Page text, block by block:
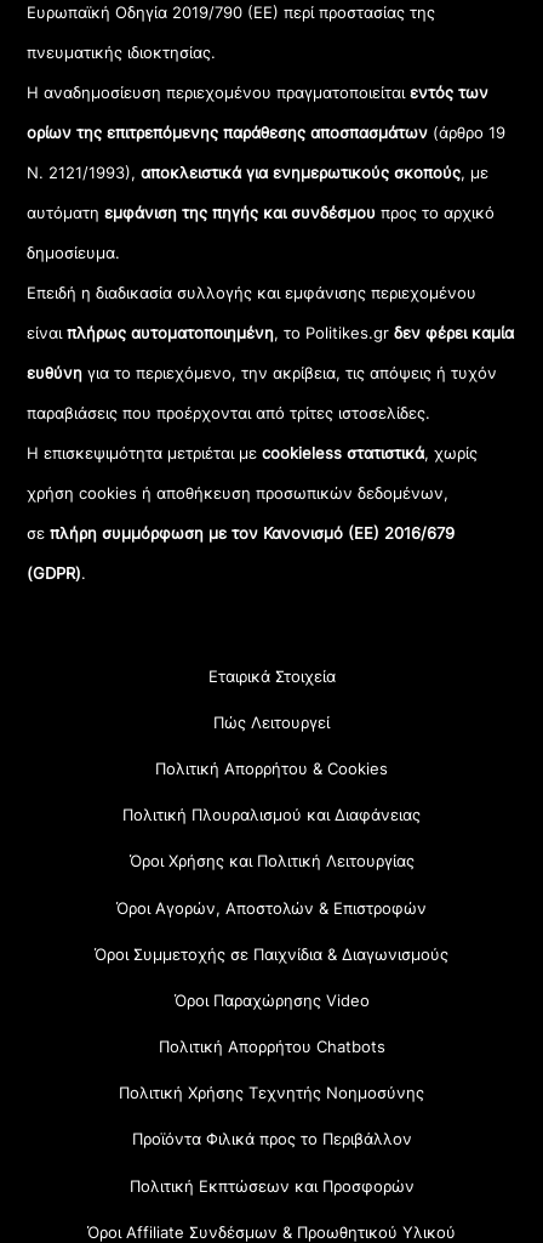
Ευρωπαϊκή Οδηγία 2019/790 (ΕΕ) περί προστασίας της
πνευματικής ιδιοκτησίας.
Η αναδημοσίευση περιεχομένου πραγματοποιείταιεντός των
ορίων της επιτρεπόμενης παράθεσης αποσπασμάτων (άρθρο 19
Ν. 2121/1993), αποκλειστικά για ενημερωτικούς σκοπούς, με
αυτόματηεμφάνιση της πηγής και συνδέσμου προς το αρχικό
δημοσίευμα.
Επειδή η διαδικασία συλλογής και εμφάνισης περιεχομένου
είναιπλήρως αυτοματοποιημένη, το Politikes.grδεν φέρει καμία
ευθύνη για το περιεχόμενο, την ακρίβεια, τις απόψεις ή τυχόν
παραβιάσεις που προέρχονται από τρίτες ιστοσελίδες.
Η επισκεψιμότητα μετριέται μεcookieless στατιστικά, χωρίς
χρήση cookies ή αποθήκευση προσωπικών δεδομένων,
σεπλήρη συμμόρφωση με τον Κανονισμό (ΕΕ) 2016/679
(GDPR).
Εταιρικά Στοιχεία
Πώς Λειτουργεί
Πολιτική Απορρήτου & Cookies
Πολιτική Πλουραλισμού και Διαφάνειας
Όροι Χρήσης και Πολιτική Λειτουργίας
Όροι Αγορών, Αποστολών & Επιστροφών
Όροι Συμμετοχής σε Παιχνίδια & Διαγωνισμούς
Όροι Παραχώρησης Video
Πολιτική Απορρήτου Chatbots
Πολιτική Χρήσης Τεχνητής Νοημοσύνης
Προϊόντα Φιλικά προς το Περιβάλλον
Πολιτική Εκπτώσεων και Προσφορών
Όροι Affiliate Συνδέσμων & Προωθητικού Υλικού